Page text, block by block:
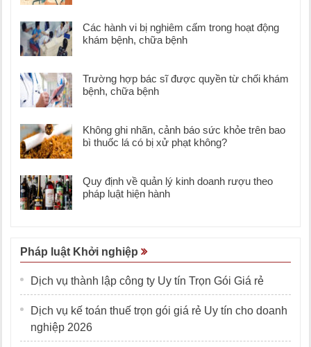
Các hành vi bị nghiêm cấm trong hoạt động
khám bệnh, chữa bệnh
Trường hợp bác sĩ được quyền từ chối khám
bệnh, chữa bệnh
Không ghi nhãn, cảnh báo sức khỏe trên bao
bì thuốc lá có bị xử phạt không?
Quy định về quản lý kinh doanh rượu theo
pháp luật hiện hành
Pháp luật Khởi nghiệp
Dịch vụ thành lập công ty Uy tín Trọn Gói Giá rẻ
Dịch vụ kế toán thuế trọn gói giá rẻ Uy tín cho doanh
nghiệp 2026